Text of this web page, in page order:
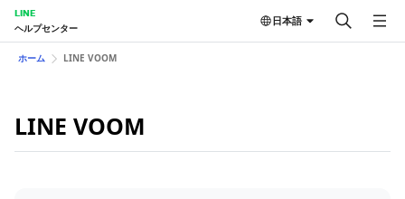
LINE
ヘルプセンター
日本語
ホーム LINE VOOM
LINE VOOM